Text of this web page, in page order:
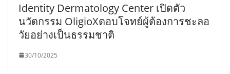
Identity Dermatology Center เปิดตัว
นวัตกรรม OligioXตอบโจทย์ผู้ต้องการชะลอ
วัยอย่างเป็นธรรมชาติ
30/10/2025